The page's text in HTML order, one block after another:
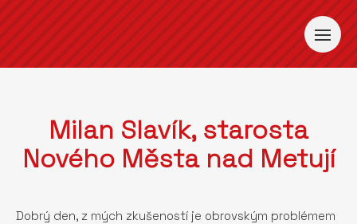
Milan Slavík, starosta
Nového Města nad Metují
Dobrý den, z mých zkušeností je obrovským problémem